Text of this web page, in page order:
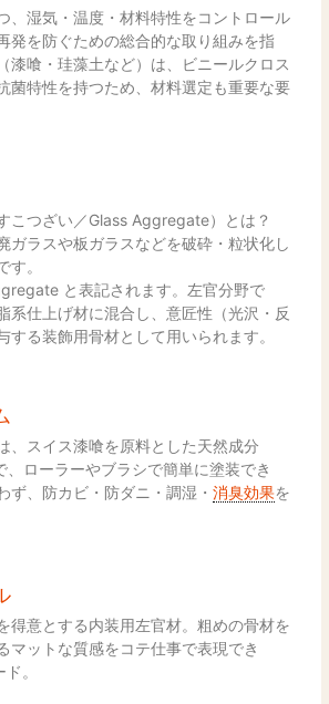
、湿気・温度・材料特性をコントロール
発を防ぐための総合的な取り組みを指
漆喰・珪藻土など）は、ビニールクロス
菌特性を持つため、材料選定も重要な要
こつざい／Glass Aggregate）とは？
ガラスや板ガラスなどを破砕・粒状化し
。
と表記されます。左官分野で
系仕上げ材に混合し、意匠性（光沢・反
する装飾用骨材として用いられます。
、スイス漆喰を原料とした天然成分
、ローラーやブラシで簡単に塗装でき
ず、防カビ・防ダニ・調湿・ 消臭効果を
得意とする内装用左官材。粗めの骨材を
マットな質感をコテ仕事で表現でき
。